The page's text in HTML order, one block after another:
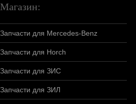
Магазин:
Запчасти для Mercedes-Benz
Запчасти для Horch
Запчасти для ЗИС
Запчасти для ЗИЛ